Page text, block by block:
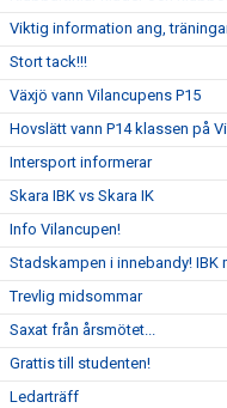
Viktig information ang,
Stort tack!!!
Växjö vann Vilancupens P15
Hovslätt vann P14 klassen på
Intersport informerar
Skara IBK vs Skara IK
Info Vilancupen!
Stadskampen i innebandy! IBK
Trevlig midsommar
Saxat från årsmötet...
Grattis till studenten!
Ledarträff